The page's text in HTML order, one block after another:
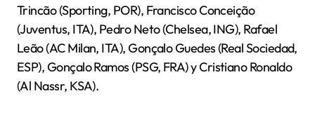
Trincão (Sporting, POR), Francisco Conceição
(Juventus, ITA), Pedro Neto (Chelsea, ING), Rafael
Leão (AC Milan, ITA), Gonçalo Guedes (Real Sociedad,
ESP), Gonçalo Ramos (PSG, FRA) y Cristiano Ronaldo
(Al Nassr, KSA).